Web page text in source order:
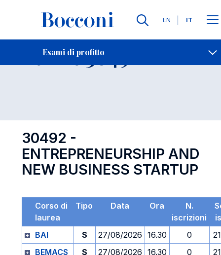
Lingue
EN IT
Esami di profitto
Contatti
Esame 30492 Open
30492 -
ENTREPRENEURSHIP AND
NEW BUSINESS STARTUP
Corso di
laurea
Tipo Data Ora
N.
iscrizioni
BAI
S 27/08/2026 16.30 0
BEMACS
S 27/08/2026 16.30 0